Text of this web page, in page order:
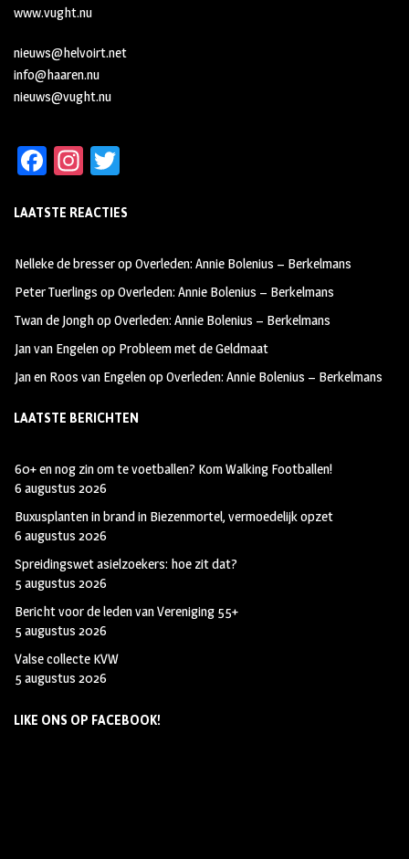
www.vught.nu
nieuws@helvoirt.net
info@haaren.nu
nieuws@vught.nu
Fa
b
oo
k
In
ag
m
tt
LAATSTE REACTIES
Nelleke de bresseropOverleden: Annie Bolenius – Berkelmans
Peter Tuerlings opOverleden: Annie Bolenius – Berkelmans
Twan de JonghopOverleden: Annie Bolenius – Berkelmans
Jan van Engelenop Probleem met de Geldmaat
Jan en Roos van EngelenopOverleden: Annie Bolenius – Berkelmans
LAATSTE BERICHTEN
60+ en nog zin om te voetballen? Kom Walking Footballen!
6 augustus 2026
Buxusplanten in brand in Biezenmortel, vermoedelijk opzet
6 augustus 2026
Spreidingswet asielzoekers: hoe zit dat?
5 augustus 2026
Bericht voor de leden van Vereniging 55+
5 augustus 2026
Valse collecte KVW
5 augustus 2026
LIKE ONS OP FACEBOOK!